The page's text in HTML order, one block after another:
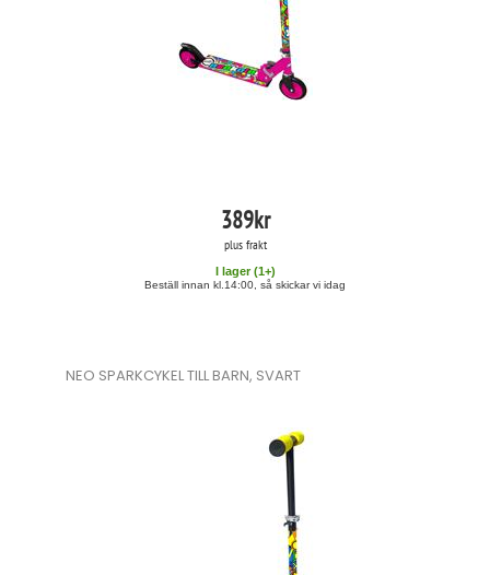
389kr
plus frakt
I lager (1+)
Beställ innan kl.14:00, så skickar vi idag
NEO SPARKCYKEL TILL BARN, SVART